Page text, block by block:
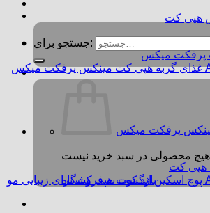
جستجو برای:
بازگشت به فروشگاه
هپی کت
پرفکت میکس